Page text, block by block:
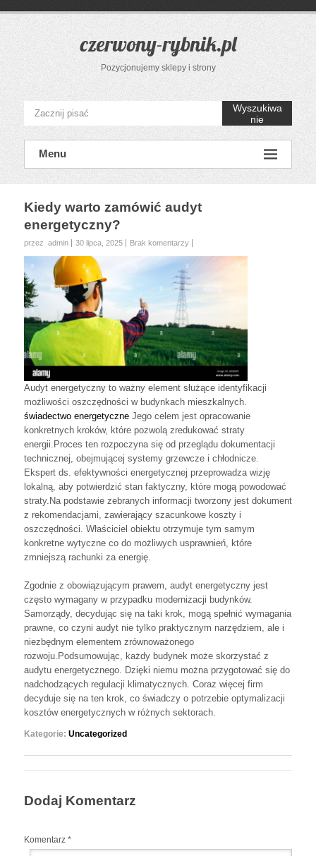
czerwony-rybnik.pl
Pozycjonujemy sklepy i strony
Wyszukiwa
nie
Menu
Kiedy warto zamówić audyt
energetyczny?
przez admin 30 lipca, 2025 Brak komentarzy
Audyt energetyczny to ważny element służące identyfikacji
możliwości oszczędności w budynkach mieszkalnych.
świadectwo energetyczne Jego celem jest opracowanie
konkretnych kroków, które pozwolą zredukować straty
energii.Proces ten rozpoczyna się od przeglądu dokumentacji
technicznej, obejmującej systemy grzewcze i chłodnicze.
Ekspert ds. efektywności energetycznej przeprowadza wizję
lokalną, aby potwierdzić stan faktyczny, które mogą powodować
straty.Na podstawie zebranych informacji tworzony jest dokument
z rekomendacjami, zawierający szacunkowe koszty i
oszczędności. Właściciel obiektu otrzymuje tym samym
konkretne wytyczne co do możliwych usprawnień, które
zmniejszą rachunki za energię.
Zgodnie z obowiązującym prawem, audyt energetyczny jest
często wymagany w przypadku modernizacji budynków.
Samorządy, decydując się na taki krok, mogą spełnić wymagania
prawne, co czyni audyt nie tylko praktycznym narzędziem, ale i
niezbędnym elementem zrównoważonego
rozwoju.Podsumowując, każdy budynek może skorzystać z
audytu energetycznego. Dzięki niemu można przygotować się do
nadchodzących regulacji klimatycznych. Coraz więcej firm
decyduje się na ten krok, co świadczy o potrzebie optymalizacji
kosztów energetycznych w różnych sektorach.
Kategorie: Uncategorized
Dodaj Komentarz
Komentarz *